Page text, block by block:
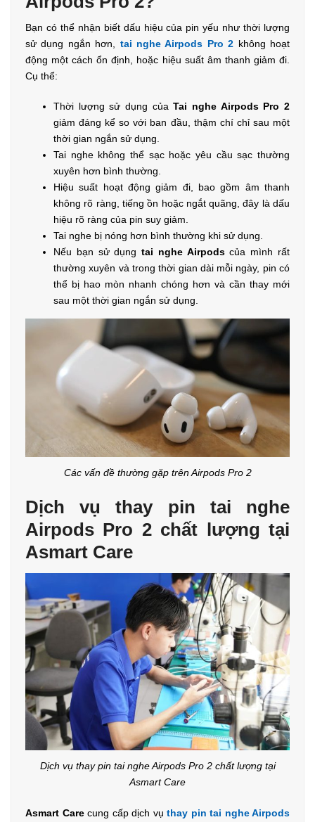
Bạn có thể nhận biết dấu hiệu của pin yếu như thời lượng
sử dụng ngắn hơn, tai nghe Airpods Pro 2 không hoạt
động một cách ổn định, hoặc hiệu suất âm thanh giảm đi.
Cụ thể:
Thời lượng sử dụng củaTai nghe Airpods Pro 2
giảm đáng kể so với ban đầu, thậm chí chỉ sau một
thời gian ngắn sử dụng.
Tai nghe không thể sạc hoặc yêu cầu sạc thường
xuyên hơn bình thường.
Hiệu suất hoạt động giảm đi, bao gồm âm thanh
không rõ ràng, tiếng ồn hoặc ngắt quãng, đây là dấu
hiệu rõ ràng của pin suy giảm.
Tai nghe bị nóng hơn bình thường khi sử dụng.
Nếu bạn sử dụngtai nghe Airpodscủa mình rất
thường xuyên và trong thời gian dài mỗi ngày, pin có
thể bị hao mòn nhanh chóng hơn và cần thay mới
sau một thời gian ngắn sử dụng.
Các vấn đề thường gặp trên Airpods Pro 2
Dịch vụ thay pin tai nghe
Airpods Pro 2 chất lượng tại
Asmart Care
Dịch vụ thay pin tai nghe Airpods Pro 2 chất lượng tại
Asmart Care
Asmart Carecung cấp dịch vụ thay pin tai nghe Airpods